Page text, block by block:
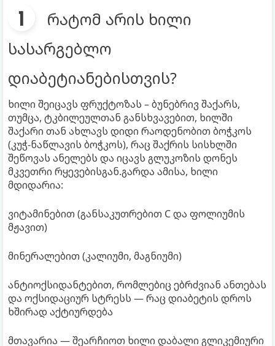
რატომ არის ხილი
სასარგებლო
დიაბეტიანებისთვის?
ხილი შეიცავს ფრუქტოზას – ბუნებრივ შაქარს,
თუმცა, ტკბილეულთან განსხვავებით, ხილში
შაქარი თან ახლავს დიდი რაოდენობით ბოჭკოს
(კუჭ-ნაწლავის ბოჭკოს), რაც შაქრის სისხლში
შეწოვას ანელებს და იცავს გლუკოზის დონეს
მკვეთრი რყევებისგან.გარდა ამისა, ხილი
მდიდარია:
ვიტამინებით (განსაკუთრებით C და ფოლიუმის
მჟავით)
მინერალებით (კალიუმი, მაგნიუმი)
ანტიოქსიდანტებით, რომლებიც ებრძვიან ანთებას
და ოქსიდაციურ სტრესს — რაც დიაბეტის დროს
ხშირად აქტიურდება
მთავარია — შეარჩიოთ ხილი დაბალი გლიკემიური